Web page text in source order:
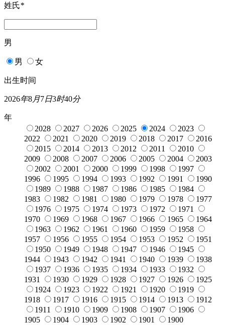
姓氏*
男
男 女
出生时间
2026年8月7日3时40分
年
2028
2027 2026 2025 2024
2023
2022
2021 2020 2019 2018 2017
2016
2015
2014 2013 2012 2011
2010
2009
2008 2007 2006 2005 2004
2003
2002
2001 2000 1999 1998
1997
1996
1995 1994 1993 1992 1991
1990
1989
1988 1987 1986 1985
1984
1983
1982 1981 1980 1979 1978
1977
1976
1975 1974 1973 1972
1971
1970
1969 1968 1967 1966 1965
1964
1963
1962 1961 1960 1959
1958
1957
1956 1955 1954 1953 1952
1951
1950
1949 1948 1947 1946
1945
1944
1943 1942 1941 1940 1939
1938
1937
1936 1935 1934 1933
1932
1931
1930 1929 1928 1927 1926
1925
1924
1923 1922 1921 1920
1919
1918
1917 1916 1915 1914 1913
1912
1911
1910 1909 1908 1907
1906
1905
1904 1903 1902 1901 1900